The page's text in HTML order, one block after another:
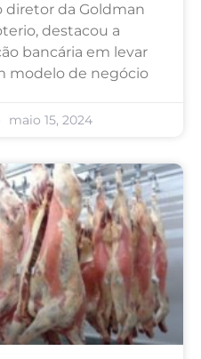
diretor da Goldman
destacou a
bancária em levar
modelo de negócio
maio 15, 2024